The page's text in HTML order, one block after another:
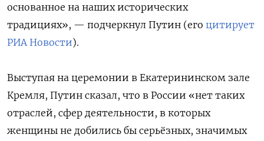
основанное на наших исторических
традициях», — подчеркнул Путин (его цитирует
РИА Новости).
Выступая на церемонии в Екатерининском зале
Кремля, Путин сказал, что в России «нет таких
отраслей, сфер деятельности, в которых
женщины не добились бы серьёзных, значимых